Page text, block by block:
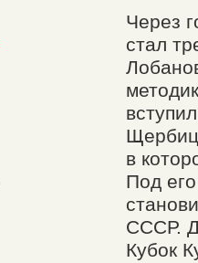
Через
стал
в
Под
СССР.
Кубок